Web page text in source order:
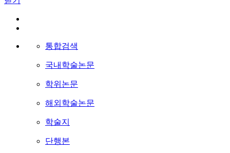
통합검색
국내학술논문
학위논문
해외학술논문
학술지
단행본